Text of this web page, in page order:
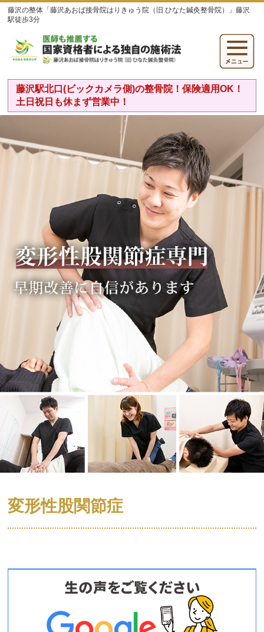
藤沢の整体「藤沢あおば接骨院はりきゅう院（旧 ひなた鍼灸整骨院）」藤沢
駅徒歩3分
藤沢駅北口(ビックカメラ側)の整骨院！保険適用OK！
土日祝日も休まず営業中！
変形性股関節症